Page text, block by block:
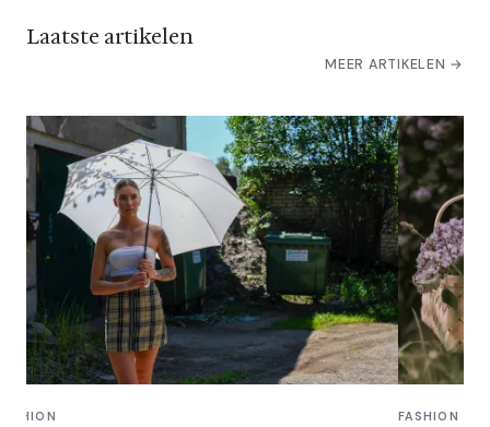
Laatste artikelen
MEER ARTIKELEN →
FASHION